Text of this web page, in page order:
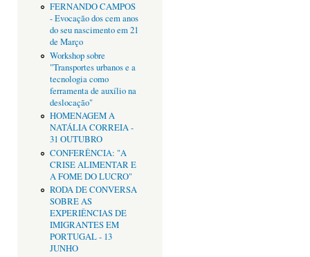
FERNANDO CAMPOS
- Evocação dos cem anos
do seu nascimento em 21
de Março
Workshop sobre
"Transportes urbanos e a
tecnologia como
ferramenta de auxílio na
deslocação"
HOMENAGEM A
NATÁLIA CORREIA -
31 OUTUBRO
CONFERÊNCIA: "A
CRISE ALIMENTAR E
A FOME DO LUCRO"
RODA DE CONVERSA
SOBRE AS
EXPERIÊNCIAS DE
IMIGRANTES EM
PORTUGAL - 13
JUNHO